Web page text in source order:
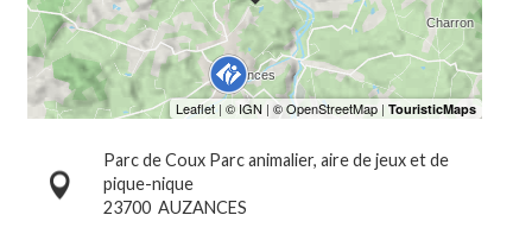
Parc de Coux Parc animalier, aire de jeux et de
pique-nique
23700 AUZANCES